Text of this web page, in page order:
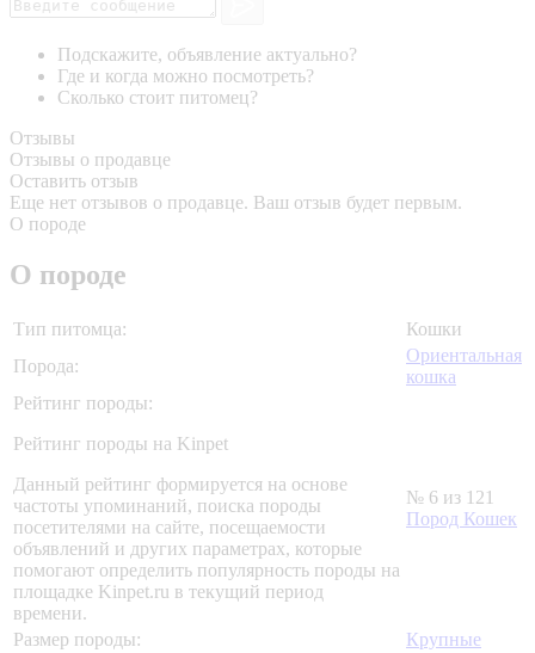
Подскажите, объявление актуально?
Где и когда можно посмотреть?
Сколько стоит питомец?
Отзывы
Отзывы о продавце
Оставить отзыв
Еще нет отзывов о продавце. Ваш отзыв будет первым.
О породе
О породе
Тип питомца:
Кошки
Порода:
Ориентальная
кошка
Рейтинг породы:
Рейтинг породы на Kinpet
Данный рейтинг формируется на основе
частоты упоминаний, поиска породы
посетителями на сайте, посещаемости
объявлений и других параметрах, которые
помогают определить популярность породы на
площадке Kinpet.ru в текущий период
времени.
№ 6 из 121
Пород Кошек
Размер породы:
Крупные